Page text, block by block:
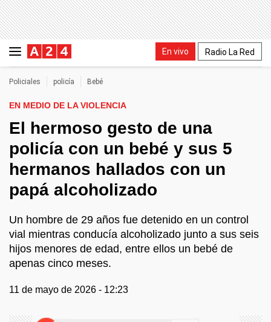
En vivo Radio La Red
Policiales policía Bebé
EN MEDIO DE LA VIOLENCIA
El hermoso gesto de una
policía con un bebé y sus 5
hermanos hallados con un
papá alcoholizado
Un hombre de 29 años fue detenido en un control
vial mientras conducía alcoholizado junto a sus seis
hijos menores de edad, entre ellos un bebé de
apenas cinco meses.
11 de mayo de 2026 - 12:23